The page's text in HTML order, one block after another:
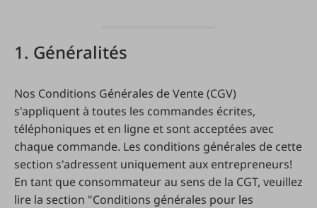
1. Généralités
Nos Conditions Générales de Vente (CGV)
s'appliquent à toutes les commandes écrites,
téléphoniques et en ligne et sont acceptées avec
chaque commande. Les conditions générales de cette
section s'adressent uniquement aux entrepreneurs!
En tant que consommateur au sens de la CGT, veuillez
lire la section "Conditions générales pour les